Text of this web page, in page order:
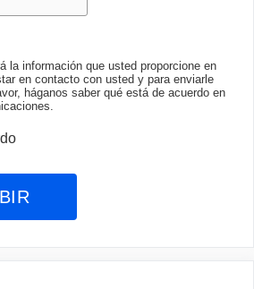
la información que usted proporcione en
en contacto con usted y para enviarle
háganos saber qué está de acuerdo en